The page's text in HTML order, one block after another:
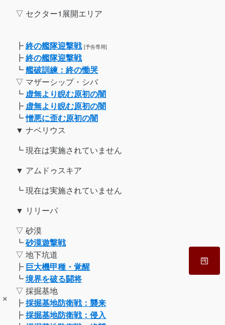
×
▽ セクター1展開エリア
┣終の艦隊迎撃戦 [予告専用]
┣終の艦隊迎撃戦
┗艦破訓練：終の慟哭
▽ マザーシップ・シバ
┗ 虚無より睨む原初の闇
┣ 虚無より睨む原初の闇
┗憎悪に歪む原初の闇
▼ ナベリウス
┗ 現在は実施されていません
▼ アムドゥスキア
┗ 現在は実施されていません
▼ リリーパ
▽ 砂漠
┗砂漠遊撃戦
▽ 地下坑道
┣ 巨大機甲種・覚醒
┗境界を破る闘将
▽ 採掘基地
┣採掘基地防衛戦：襲来
┣採掘基地防衛戦：侵入